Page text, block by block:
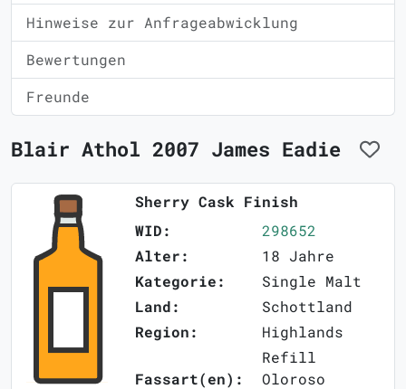
Hinweise zur Anfrageabwicklung
Bewertungen
Freunde
Blair Athol 2007 James Eadie
Sherry Cask Finish
WID:
298652
Alter:
18 Jahre
Kategorie:
Single Malt
Land:
Schottland
Region:
Highlands
Fassart(en):
Refill
Oloroso